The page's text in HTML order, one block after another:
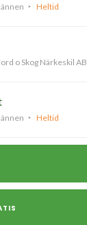
Heltid
o Skog Närkeskil AB
Heltid